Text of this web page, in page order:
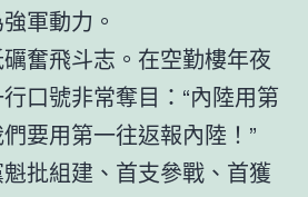
軍動力。
奮飛斗志。在空勤樓年夜
口號非常奪目：“內陸用第
要用第一往返報內陸！”
批組建、首支參戰、首獲